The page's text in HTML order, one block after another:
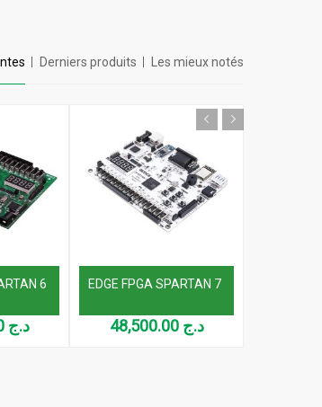
Derniers produits Les mieux notés
6
د.ج 43,800.00
EDGE FPGA SPARTAN 7
د.ج 48,500.00